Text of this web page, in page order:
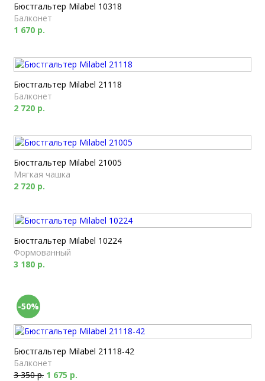
Бюстгальтер Milabel 10318
Балконет
1 670 р.
Бюстгальтер Milabel 21118
Балконет
2 720 р.
Бюстгальтер Milabel 21005
Мягкая чашка
2 720 р.
Бюстгальтер Milabel 10224
Формованный
3 180 р.
-50%
Бюстгальтер Milabel 21118-42
Балконет
3 350 р. 1 675 р.